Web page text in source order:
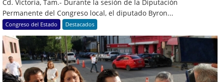
Cd. Victoria, Tam.- Durante la sesión de la Diputación
Permanente del Congreso local, el diputado Byron...
Congreso del Estado Destacados